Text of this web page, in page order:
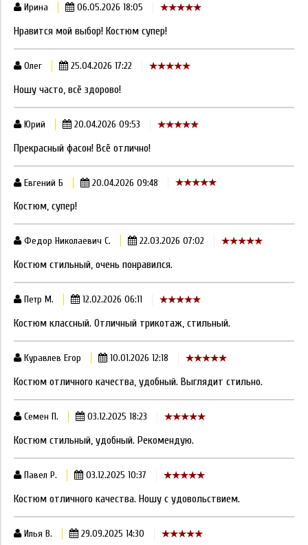
Ирина 06.05.2026 18:05
Нравится мой выбор! Костюм супер!
Олег 25.04.2026 17:22
Ношу часто, всё здорово!
Юрий 20.04.2026 09:53
Прекрасный фасон! Всё отлично!
Евгений Б 20.04.2026 09:48
Костюм, супер!
Федор Николаевич С. 22.03.2026 07:02
Костюм стильный, очень понравился.
Петр М. 12.02.2026 06:11
Костюм классный. Отличный трикотаж, стильный.
Куравлев Егор 10.01.2026 12:18
Костюм отличного качества, удобный. Выглядит стильно.
Семен П. 03.12.2025 18:23
Костюм стильный, удобный. Рекомендую.
Павел Р. 03.12.2025 10:37
Костюм отличного качества. Ношу с удовольствием.
Илья В. 29.09.2025 14:30